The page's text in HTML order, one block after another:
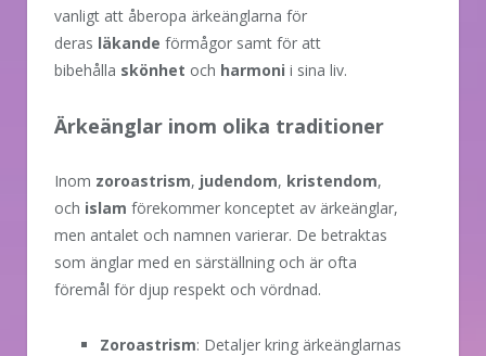
vanligt att åberopa ärkeänglarna för
deras läkande förmågor samt för att
bibehålla skönhet och harmoni i sina liv.
Ärkeänglar inom olika traditioner
Inom zoroastrism, judendom, kristendom,
och islam förekommer konceptet av ärkeänglar,
men antalet och namnen varierar. De betraktas
som änglar med en särställning och är ofta
föremål för djup respekt och vördnad.
Zoroastrism: Detaljer kring ärkeänglarnas